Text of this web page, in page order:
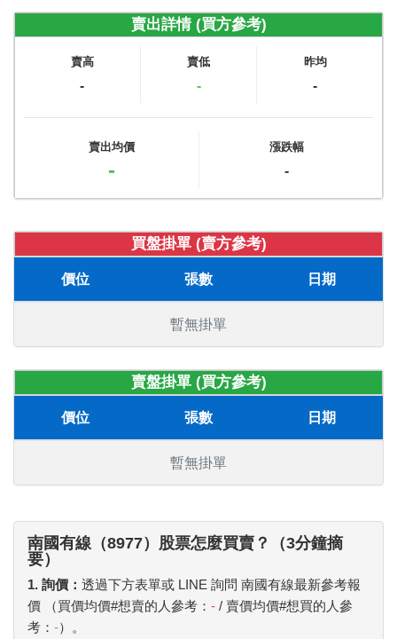
賣出詳情 (買方參考)
賣高
-
賣低
-
昨均
-
賣出均價
-
漲跌幅
-
買盤掛單 (賣方參考)
價位 張數 日期
暫無掛單
賣盤掛單 (買方參考)
價位 張數 日期
暫無掛單
南國有線（8977）股票怎麼買賣？（3分鐘摘
要）
1. 詢價： 透過下方表單或 LINE 詢問 南國有線最新參考報
價 （買價均價#想賣的人參考： - / 賣價均價#想買的人參
考： -）。